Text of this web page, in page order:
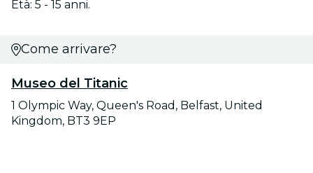
Età: 5 - 15 anni.
Come arrivare?
Museo del Titanic
1 Olympic Way, Queen's Road, Belfast, United
Kingdom, BT3 9EP